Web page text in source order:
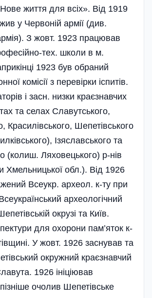
життя для всіх». Від 1919
у Червоній армії (див.
З жовт. 1923 працював
тех. школи в м.
1923 був обраний
комісії з перевірки іспитів.
і засн. низки краєзнавчих
та селах Славутського,
Красилівського, Шепетівського
Ізяславського та
(колиш. Ляховецького) р-нів
Хмельницької обл.). Від 1926
Всеукр. археол. к-ту при
археологічний
окрузі та Київ.
для охорони пам’яток к-
У жовт. 1926 заснував та
окружний краєзнавчий
1926 ініціював
очолив Шепетівське